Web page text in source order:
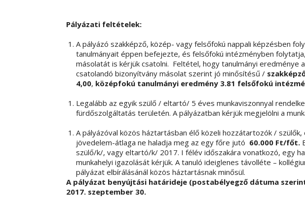
Pályázati feltételek:
A pályázó szakképző, közép- vagy felsőfokú nappali képzésben
tanulmányait éppen befejezte, és felsőfokú intézményben
másolatát is kérjük csatolni. Feltétel, hogy tanulmányi eredménye
csatolandó bizonyítvány másolat szerint jó minősítésű /
4,00, középfokú tanulmányi eredmény 3.81 felsőfokú
Legalább az egyik szülő / eltartó/ 5 éves munkaviszonnyal
fürdőszolgáltatás területén. A pályázatban kérjük megjelölni a
A pályázóval közös háztartásban élő közeli hozzátartozók /
jövedelem-átlaga ne haladja meg az egy főre jutó 60.000 Ft/főt.
szülő/k/, vagy eltartó/k/ 2017. I félév időszakára vonatkozó, egy
munkahelyi igazolását kérjük. A tanuló ideiglenes távolléte –
pályázat elbírálásánál közös háztartásnak minősül.
A pályázat benyújtási határideje (postabélyegző dátuma
2017. szeptember 30.